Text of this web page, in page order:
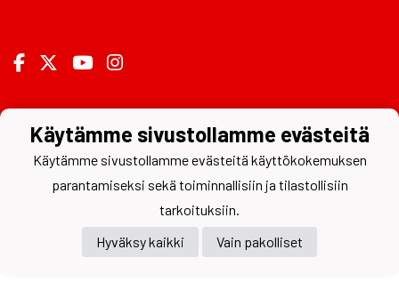
Powered by
Käytämme sivustollamme evästeitä
Käytämme sivustollamme evästeitä käyttökokemuksen
parantamiseksi sekä toiminnallisiin ja tilastollisiin
tarkoituksiin.
Hyväksy kaikki
Vain pakolliset